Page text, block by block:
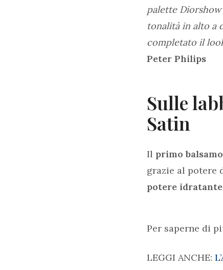
palette Diorshow
tonalità in alto a
completato il
Peter Philips
Sulle
Satin
Il primo balsamo
grazie al potere
potere
Per saperne di
LEGGI ANCHE: